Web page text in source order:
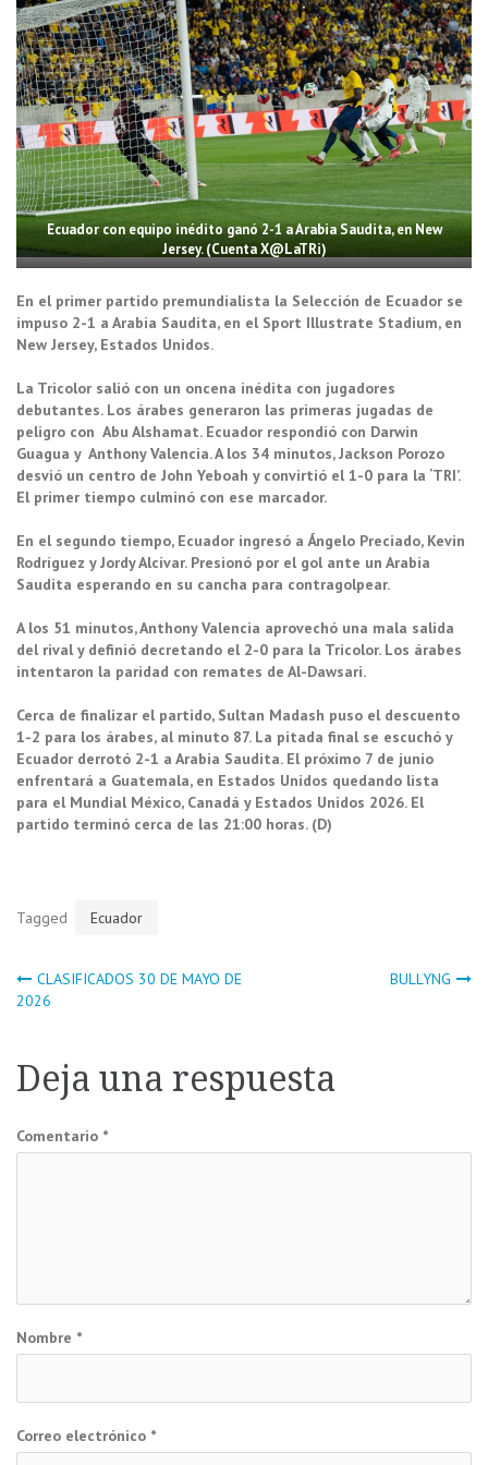
Ecuador con equipo inédito ganó 2-1 a Arabia Saudita, en New
Jersey. (Cuenta X@LaTRi)
En el primer partido premundialista la Selección de Ecuador se
impuso 2-1 a Arabia Saudita, en el Sport Illustrate Stadium, en
New Jersey, Estados Unidos.
La Tricolor salió con un oncena inédita con jugadores
debutantes. Los árabes generaron las primeras jugadas de
peligro con Abu Alshamat. Ecuador respondió con Darwin
Guagua y Anthony Valencia. A los 34 minutos, Jackson Porozo
desvió un centro de John Yeboah y convirtió el 1-0 para la ‘TRI’.
El primer tiempo culminó con ese marcador.
En el segundo tiempo, Ecuador ingresó a Ángelo Preciado, Kevin
Rodríguez y Jordy Alcívar. Presionó por el gol ante un Arabia
Saudita esperando en su cancha para contragolpear.
A los 51 minutos, Anthony Valencia aprovechó una mala salida
del rival y definió decretando el 2-0 para la Tricolor. Los árabes
intentaron la paridad con remates de Al-Dawsari.
Cerca de finalizar el partido, Sultan Madash puso el descuento
1-2 para los árabes, al minuto 87. La pitada final se escuchó y
Ecuador derrotó 2-1 a Arabia Saudita. El próximo 7 de junio
enfrentará a Guatemala, en Estados Unidos quedando lista
para el Mundial México, Canadá y Estados Unidos 2026. El
partido terminó cerca de las 21:00 horas. (D)
Tagged Ecuador
Navegación
entradas
CLASIFICADOS 30 DE MAYO DE
2026
BULLYNG
Deja una respuesta
Comentario *
Nombre *
Correo electrónico *